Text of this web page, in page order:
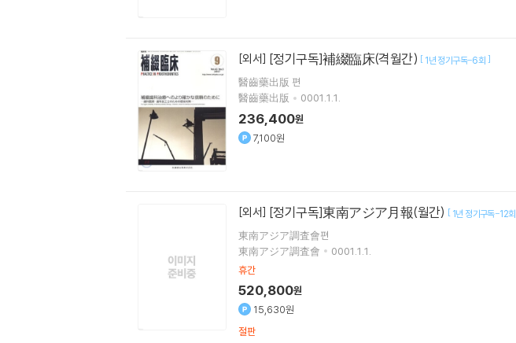
[외서] [정기구독]補綴臨床(격월간) [ 1년 정기구독-6회 ]
醫齒藥出版 편
醫齒藥出版
0001.1.1.
236,400원
7,100원
[외서] [정기구독]東南アジア月報(월간) [ 1년 정기구독-12회
東南アジア調査會편
東南アジア調査會
0001.1.1.
휴간
520,800원
15,630원
절판